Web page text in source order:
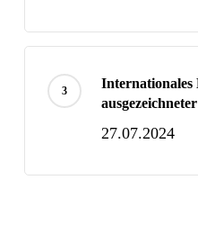
Internationales
27.07.2024